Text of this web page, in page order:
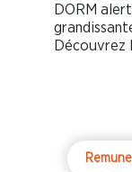
DORM
Découvrez